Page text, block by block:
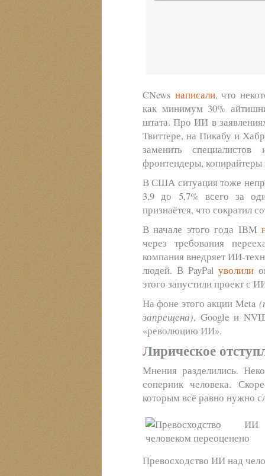
CNews написали, что
как минимум 30%
штата. Про ИИ в
Твиттере, на Пикабу и
заменить
фронтендеры,
В США ситуация тоже
3,9 до 5,7% всего за
признаётся, что сократил
В начале этого года IBM
через требования
компания внедряет ИИ-
людей. В PayPalуволили
этого запустили проект с
На фоне этого акции Meta
запрещена), Google и
«революцию ИИ».
Лирическое
Мнения разделились.
соперник человека.
которым всё равно нужно
Превосходство ИИ над